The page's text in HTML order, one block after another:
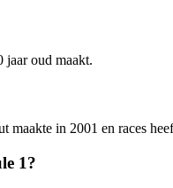
jaar oud maakt.
in 2001 en races
1?